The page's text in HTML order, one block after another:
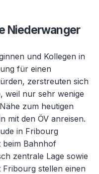
Niederwanger
und Kollegen in
für einen
zerstreuten sich
weil nur sehr wenige
zum heutigen
mit den ÖV anreisen.
in Fribourg
beim Bahnhof
zentrale Lage sowie
stellen einen